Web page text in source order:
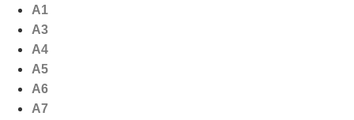
naar
inhoud
A1
A3
A4
A5
A6
A7